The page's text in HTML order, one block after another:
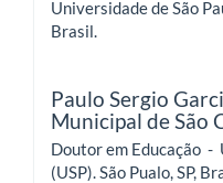
Universidade de São
Brasil.
Paulo Sergio
Municipal de São
Doutor em Educação -
(USP). São Pualo, SP,